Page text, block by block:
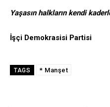
Yaşasın halkların kendi
İşçi Demokrasisi Partisi
TAGS * Manşet